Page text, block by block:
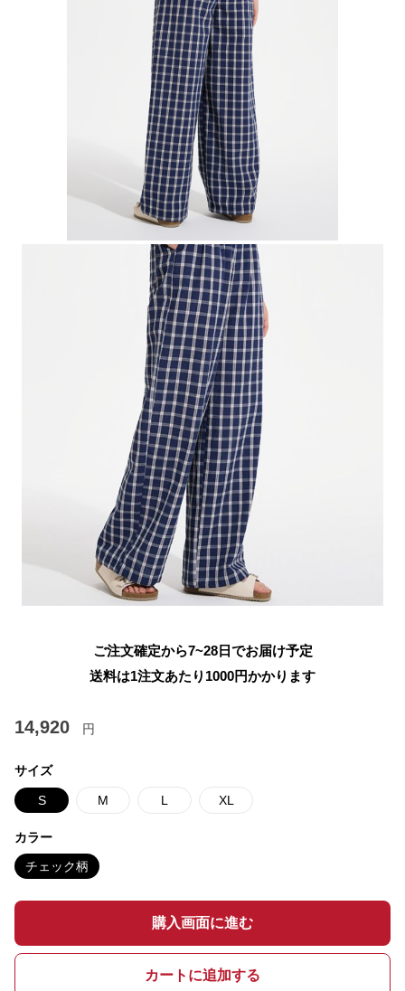
ご注文確定から7~28日でお届け予定
送料は1注文あたり 1000円かかります
14,920 円
サイズ
S M L XL
カラー
チェック柄
購入画面に進む
カートに追加する